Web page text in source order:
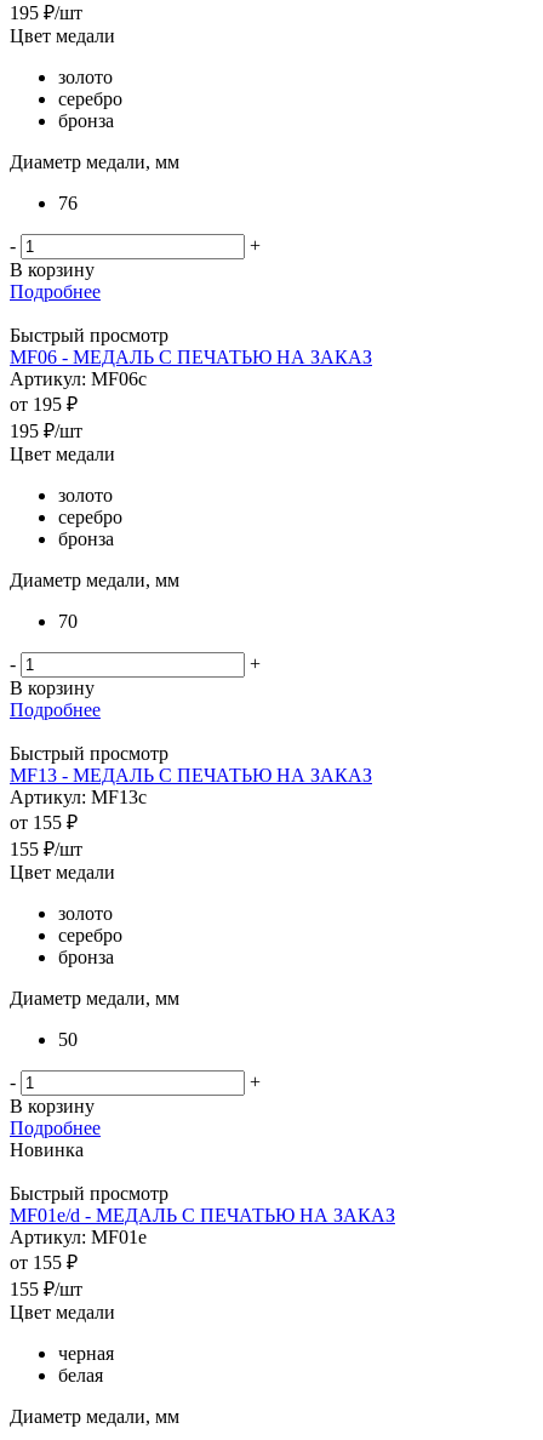
195 ₽/шт
Цвет медали
золото
серебро
бронза
Диаметр медали, мм
76
-
+
В корзину
Подробнее
Быстрый просмотр
MF06 - МЕДАЛЬ С ПЕЧАТЬЮ НА ЗАКАЗ
Артикул: MF06c
от 195 ₽
195 ₽/шт
Цвет медали
золото
серебро
бронза
Диаметр медали, мм
70
-
+
В корзину
Подробнее
Быстрый просмотр
MF13 - МЕДАЛЬ С ПЕЧАТЬЮ НА ЗАКАЗ
Артикул: MF13c
от 155 ₽
155 ₽/шт
Цвет медали
золото
серебро
бронза
Диаметр медали, мм
50
-
+
В корзину
Подробнее
Новинка
Быстрый просмотр
MF01e/d - МЕДАЛЬ С ПЕЧАТЬЮ НА ЗАКАЗ
Артикул: MF01е
от 155 ₽
155 ₽/шт
Цвет медали
черная
белая
Диаметр медали, мм